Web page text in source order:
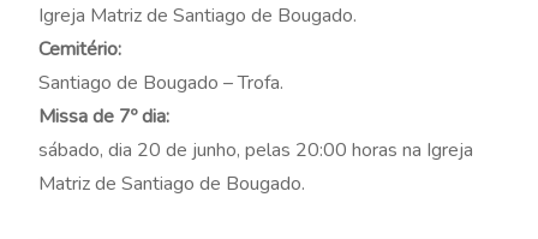
Igreja Matriz de Santiago de Bougado.
Cemitério:
Santiago de Bougado – Trofa.
Missa de 7º dia:
sábado, dia 20 de junho, pelas 20:00 horas na Igreja
Matriz de Santiago de Bougado.